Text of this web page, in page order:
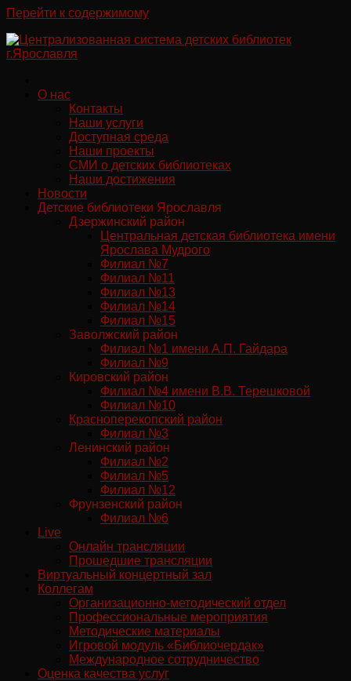
Перейти к содержимому
О нас
Контакты
Наши услуги
Доступная среда
Наши проекты
СМИ о детских библиотеках
Наши достижения
Новости
Детские библиотеки Ярославля
Дзержинский район
Центральная детская библиотека имени
Ярослава Мудрого
Филиал №7
Филиал №11
Филиал №13
Филиал №14
Филиал №15
Заволжский район
Филиал №1 имени А.П. Гайдара
Филиал №9
Кировский район
Филиал №4 имени В.В. Терешковой
Филиал №10
Красноперекопский район
Филиал №3
Ленинский район
Филиал №2
Филиал №5
Филиал №12
Фрунзенский район
Филиал №6
Live
Онлайн трансляции
Прошедшие трансляции
Виртуальный концертный зал
Коллегам
Организационно-методический отдел
Профессиональные мероприятия
Методические материалы
Игровой модуль «Библиочердак»
Международное сотрудничество
Оценка качества услуг